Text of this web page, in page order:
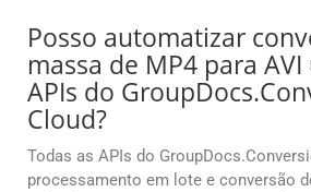
Posso automatizar
massa de MP4 para
APIs do
Cloud?
Todas as APIs do
processamento em lote e conversão